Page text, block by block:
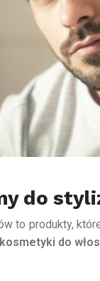
do
to produkty,
do